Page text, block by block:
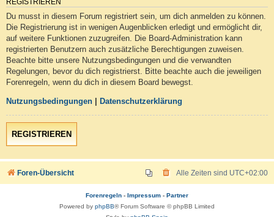
REGISTRIEREN
Du musst in diesem Forum registriert sein, um dich anmelden zu können.
Die Registrierung ist in wenigen Augenblicken erledigt und ermöglicht dir,
auf weitere Funktionen zuzugreifen. Die Board-Administration kann
registrierten Benutzern auch zusätzliche Berechtigungen zuweisen.
Beachte bitte unsere Nutzungsbedingungen und die verwandten
Regelungen, bevor du dich registrierst. Bitte beachte auch die jeweiligen
Forenregeln, wenn du dich in diesem Board bewegst.
Nutzungsbedingungen Datenschutzerklärung
REGISTRIEREN
Foren-Übersicht Alle Zeiten sind UTC+02:00
Forenregeln - Impressum - Partner
Powered by phpBB® Forum Software © phpBB Limited